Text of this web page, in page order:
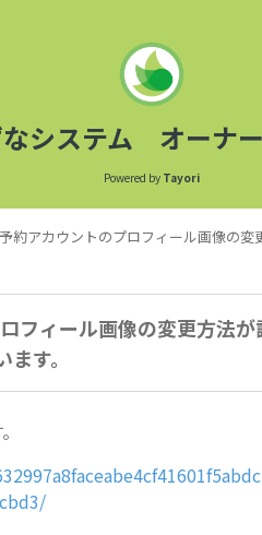
なシステム オーナ
Powered by Tayori
約アカウントのプロフィール画像の変
フィール画像の変更方法が
す。